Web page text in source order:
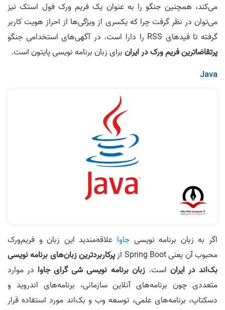
می‌کند، همچنین جنگو را به عنوان یک فریم ورک فول استک نیز
می‌توان در نظر گرفت چرا که یکسری از ویژگی‌ها از احراز هویت کاربر
گرفته تا فید‌های RSS را دارا است. در آگهی‌های استخدامی جنگو
پرتقاضاترین فریم ورک در ایرانبرای زبان برنامه‌ نویسی پایتون است.
Java
اگر به زبان برنامه‌ نویسی جاوا علاقه‌مندید این زبان و فریم‌ورک
محبوب آن یعنی Spring Boot از
پرکاربردترین زبان‌های برنامه‌ نویسی
بک‌اند در ایران است.زبان برنامه‌ نویسی شی گرای جاوا در موارد
متعددی چون برنامه‌های آنلاین سازمانی، برنامه‌های اندروید و
دسکتاپ، برنامه‌های علمی، توسعه وب و بک‌اند مورد استفاده قرار